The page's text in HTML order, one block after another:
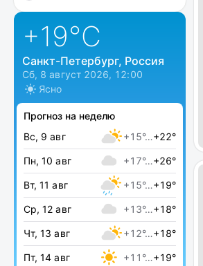
+19°C
Санкт-Петербург, Россия
Сб, 8 август 2026, 12:00
Ясно
Прогноз на неделю
Вс, 9 авг
+15°…+22°
Пн, 10 авг +17°…+26°
Вт, 11 авг +15°…+19°
Ср, 12 авг +13°…+18°
Чт, 13 авг +12°…+18°
Пт, 14 авг +11°…+19°